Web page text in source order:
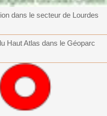
dans le secteur de Lourdes
Haut Atlas dans le Géoparc